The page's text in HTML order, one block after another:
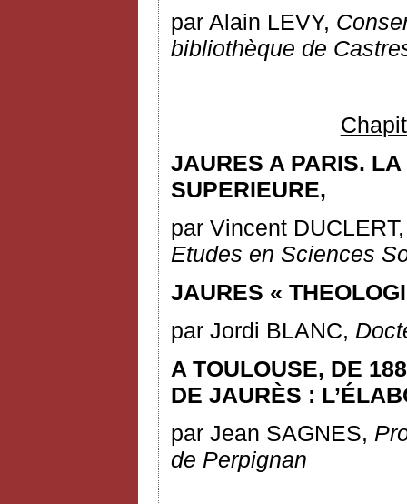
par Alain LEVY,
bibliothèque de
JAURES A PARIS.
SUPERIEURE,
par Vincent
Etudes en Sciences
JAURES «
par Jordi BLANC,
A TOULOUSE, DE
DE JAURÈS :
par Jean SAGNES,
de Perpignan